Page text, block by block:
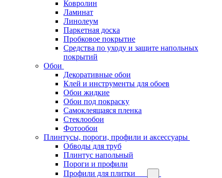
Ковролин
Ламинат
Линолеум
Паркетная доска
Пробковое покрытие
Средства по уходу и защите напольных
покрытий
Обои
Декоративные обои
Клей и инструменты для обоев
Обои жидкие
Обои под покраску
Самоклеящаяся пленка
Стеклообои
Фотообои
Плинтусы, пороги, профили и аксессуары
Обводы для труб
Плинтус напольный
Пороги и профили
Профили для плитки